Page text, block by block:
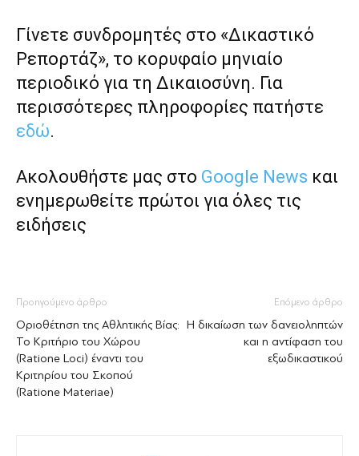
Γίνετε συνδρομητές στο «Δικαστικό
Ρεπορτάζ», το κορυφαίο μηνιαίο
περιοδικό για τη Δικαιοσύνη. Για
περισσότερες πληροφορίες πατήστε
εδώ.
Ακολουθήστε μας στο Google News και
ενημερωθείτε πρώτοι για όλες τις
ειδήσεις
Προηγούμενο άρθρο
Οριοθέτηση της Αθλητικής Βίας:
Το Κριτήριο του Χώρου
(Ratione Loci) έναντι του
Κριτηρίου του Σκοπού
(Ratione Materiae)
Επόμενο άρθρο
Η δικαίωση των δανειοληπτών
και η αντίφαση του
εξωδικαστικού